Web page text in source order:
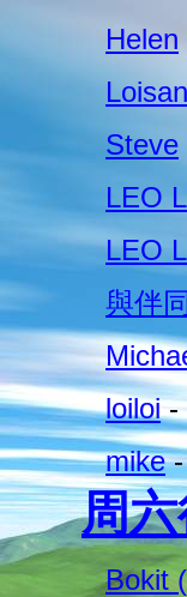
Helen
Steve
LEO
LEO
與伴
loiloi-
mike-
周
Bokit